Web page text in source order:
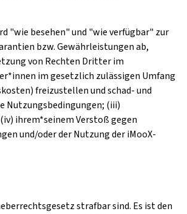
"wie besehen" und "wie verfügbar" zur
bzw. Gewährleistungen ab,
von Rechten Dritter im
im gesetzlich zulässigen Umfang
freizustellen und schad- und
Nutzungsbedingungen; (iii)
ihrem*seinem Verstoß gegen
und/oder der Nutzung der iMooX-
strafbar sind. Es ist den